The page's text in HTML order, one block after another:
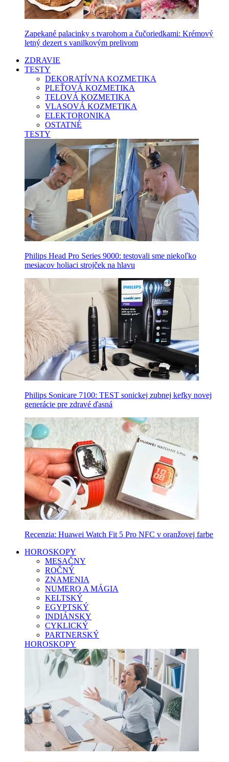
Zapekané palacinky s tvarohom a čučoriedkami: Krémový
letný dezert s vanilkovým prelivom
ZDRAVIE
TESTY
DEKORATÍVNA KOZMETIKA
PLEŤOVÁ KOZMETIKA
TELOVÁ KOZMETIKA
VLASOVÁ KOZMETIKA
ELEKTORONIKA
OSTATNÉ
TESTY
Philips Head Pro Series 9000: testovali sme niekoľko
mesiacov holiaci strojček na hlavu
Philips Sonicare 7100: TEST sonickej zubnej kefky novej
generácie pre zdravé ďasná
Recenzia: Huawei Watch Fit 5 Pro NFC v oranžovej farbe
HOROSKOPY
MESAČNY
ROČNÝ
ZNAMENIA
NUMERO A MÁGIA
KELTSKÝ
EGYPTSKÝ
INDIÁNSKY
CYKLICKÝ
PARTNERSKÝ
HOROSKOPY